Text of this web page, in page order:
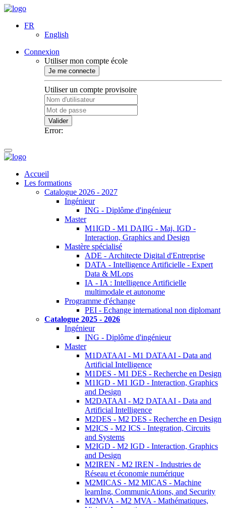
FR
English
Connexion
Utiliser mon compte école
Je me connecte
Utiliser un compte provisoire
Valider
Error:
Accueil
Les formations
Catalogue 2026 - 2027
Ingénieur
ING - Diplôme d'ingénieur
Master
M1IGD - M1 DAIIG - Maj. IGD -
Interaction, Graphics and Design
Mastère spécialisé
ADE - Architecte Digital d'Entreprise
DATA - Intelligence Artificielle - Expert
Data & MLops
IA - IA : Intelligence Artificielle
multimodale et autonome
Programme d'échange
PEI - Echange international non diplomant
Catalogue 2025 - 2026
Ingénieur
ING - Diplôme d'ingénieur
Master
M1DATAAI - M1 DATAAI - Data and
Artificial Intelligence
M1DES - M1 DES - Recherche en Design
M1IGD - M1 IGD - Interaction, Graphics
and Design
M2DATAAI - M2 DATAAI - Data and
Artificial Intelligence
M2DES - M2 DES - Recherche en Design
M2ICS - M2 ICS - Integration, Circuits
and Systems
M2IGD - M2 IGD - Interaction, Graphics
and Design
M2IREN - M2 IREN - Industries de
Réseau et économie numérique
M2MICAS - M2 MICAS - Machine
learnIng, CommunicAtions, and Security
M2MVA - M2 MVA - Mathématiques,